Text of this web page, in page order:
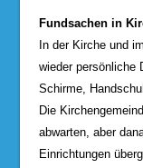
Fundsachen in
In der Kirche und
wieder persönliche
Schirme,
Die
abwarten, aber
Einrichtungen